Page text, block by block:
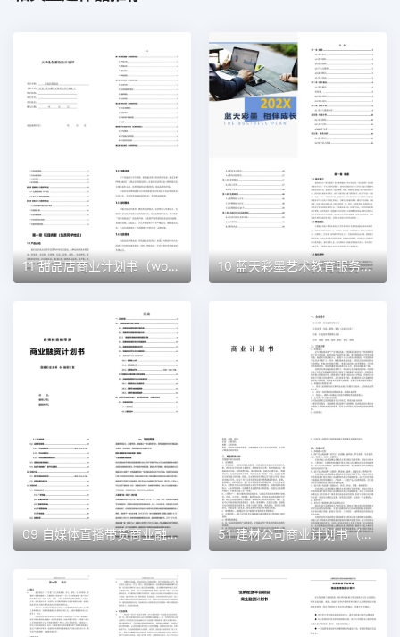
11 甜品店商业计划书（word+ppt配套）创业计划书word模板 10 蓝天彩墨艺术教育服务平台商业计划书（word+ppt配套）创业计划书word模板
09 自媒体直播带货商业融资计划书（word+ppt配套）创业计划书word模板 51 建材公司商业计划书（word+ppt配套）创业计划书word模板